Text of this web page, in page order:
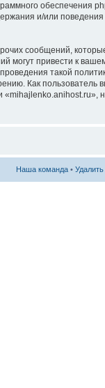
обеспечения
и/или
сообщений,
могут привести к
такой
Как пользователь
Наша команда •